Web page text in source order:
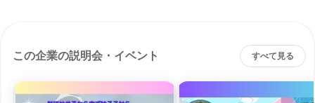
この企業の説明会・イベント すべて見る